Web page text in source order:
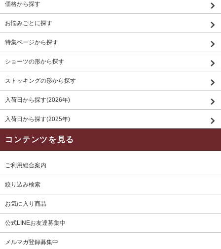
価格から探す
お悩みごとに探す
特集ページから探す
ショーツの形から探す
ストッキングの形から探す
入荷日から探す(2026年)
入荷日から探す(2025年)
コンテンツを見る
ご利用総合案内
絞り込み検索
お気に入り商品
公式LINEお友達募集中
メルマガ登録募集中